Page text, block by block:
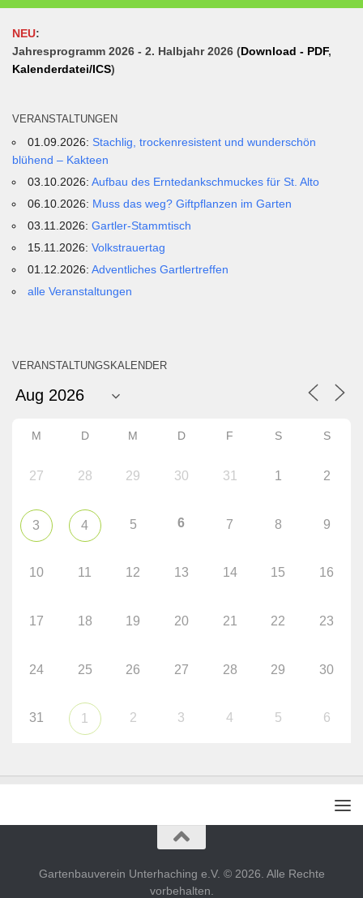
NEU:
Jahresprogramm 2026 - 2. Halbjahr 2026 (Download - PDF,
Kalenderdatei/ICS)
VERANSTALTUNGEN
01.09.2026: Stachlig, trockenresistent und wunderschön
blühend – Kakteen
03.10.2026:Aufbau des Erntedankschmuckes für St. Alto
06.10.2026: Muss das weg? Giftpflanzen im Garten
03.11.2026:Gartler-Stammtisch
15.11.2026:Volkstrauertag
01.12.2026:Adventliches Gartlertreffen
alle Veranstaltungen
VERANSTALTUNGSKALENDER
M D M D F S S
27 28 29 30 31 1 2
3 4 5 6 7 8 9
10 11 12 13 14 15 16
17 18 19 20 21 22 23
24 25 26 27 28 29 30
31 1 2 3 4 5 6
Gartenbauverein Unterhaching e.V. © 2026. Alle Rechte
vorbehalten.